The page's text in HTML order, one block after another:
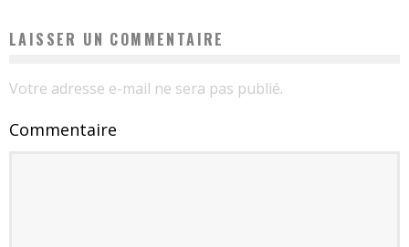
LAISSER UN COMMENTAIRE
Votre adresse e-mail ne sera pas publié.
Commentaire